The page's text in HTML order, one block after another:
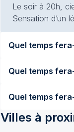
Le soir à 20h,
Sensation d’un
Villes à